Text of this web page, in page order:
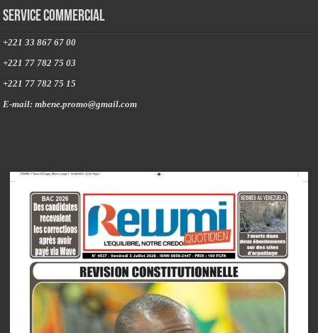
Service commercial
+221 33 867 67 00
+221 77 782 75 03
+221 77 782 75 15
E-mail: mbene.promo@gmail.com